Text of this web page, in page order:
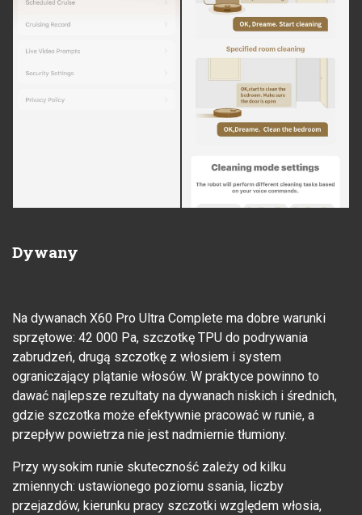
Dywany
Na dywanach X60 Pro Ultra Complete ma dobre warunki
sprzętowe: 42 000 Pa, szczotkę TPU do podrywania
zabrudzeń, drugą szczotkę z włosiem i system
ograniczający plątanie włosów. W praktyce powinno to
dawać najlepsze rezultaty na dywanach niskich i średnich,
gdzie szczotka może efektywnie pracować w runie, a
przepływ powietrza nie jest nadmiernie tłumiony.
Przy wysokim runie skuteczność zależy od kilku
zmiennych: ustawionego poziomu ssania, liczby
przejazdów, kierunku pracy szczotki względem włosia,